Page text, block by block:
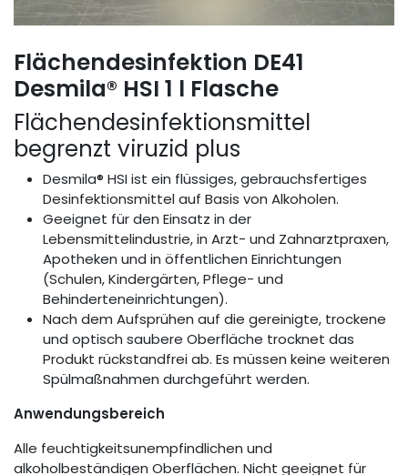
Flächendesinfektion DE41
Desmila® HSI 1 l Flasche
Flächendesinfektionsmittel
begrenzt viruzid plus
Desmila® HSI ist ein flüssiges, gebrauchsfertiges
Desinfektionsmittel auf Basis von Alkoholen.
Geeignet für den Einsatz in der
Lebensmittelindustrie, in Arzt- und Zahnarztpraxen,
Apotheken und in öffentlichen Einrichtungen
(Schulen, Kindergärten, Pflege- und
Behinderteneinrichtungen).
Nach dem Aufsprühen auf die gereinigte, trockene
und optisch saubere Oberfläche trocknet das
Produkt rückstandfrei ab. Es müssen keine weiteren
Spülmaßnahmen durchgeführt werden.
Anwendungsbereich
Alle feuchtigkeitsunempfindlichen und
alkoholbeständigen Oberflächen. Nicht geeignet für